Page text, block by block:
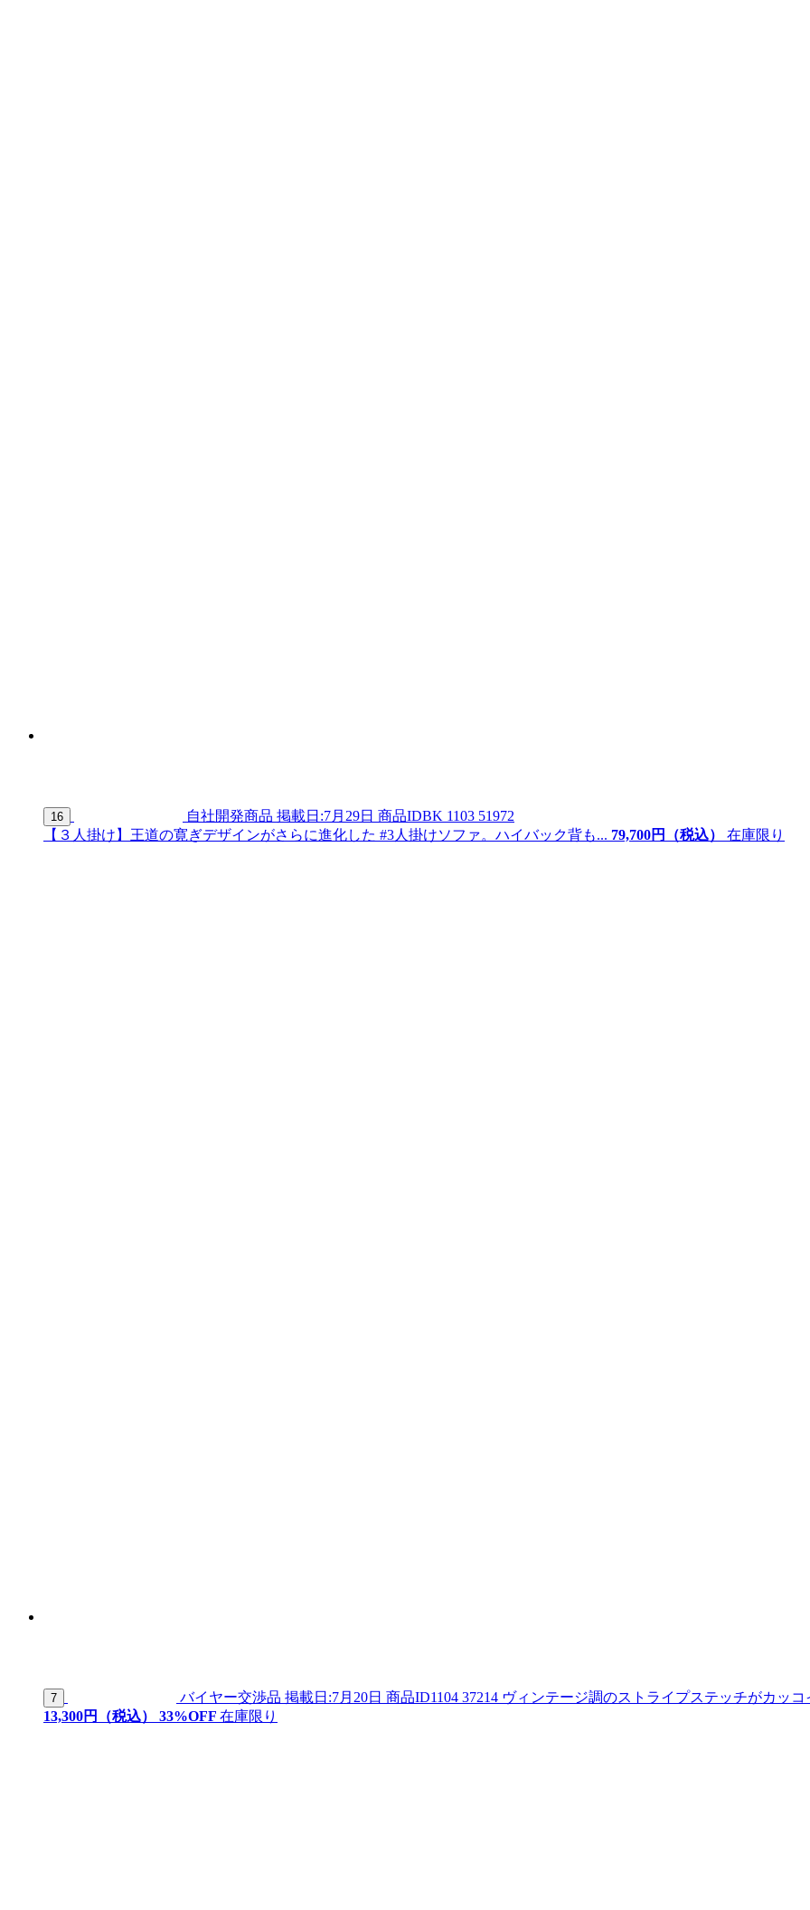
16 自社開発商品 掲載日:7月29日 商品IDBK 1103 51972
【３人掛け】王道の寛ぎデザインがさらに進化した #3人掛けソファ。ハイバック背も... 79,700円（税込） 在庫限り
7 バイヤー交渉品 掲載日:7月20日 商品ID1104 37214 ヴィンテージ調のストライプステッチがカッ
13,300円（税込） 33%OFF 在庫限り